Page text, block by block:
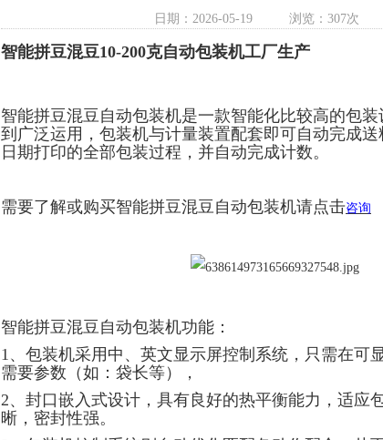
日期：2026-05-19 浏览：307次
智能拼豆混豆10-200克自动包装机工厂生产
智能拼豆混豆自动包装机是一款智能化比较高的包
到广泛运用，包装机与计量装置配套即可自动完成送
日期打印的全部包装过程，并自动完成计数。
需要了解或购买智能拼豆混豆自动包装机请点击咨询
智能拼豆混豆自动包装机功能：
1、包装机采用中、英文显示屏控制系统，只需在可
需要参数（如：袋长等），
2、封口嵌入式设计，具有良好的热平衡能力，适应
晰，密封性强。